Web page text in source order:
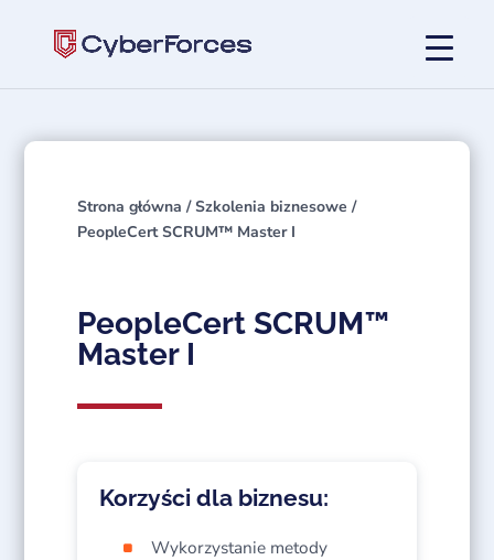
Strona główna /Szkolenia biznesowe /
PeopleCert SCRUM™ Master I
PeopleCert SCRUM™
Master I
Korzyści dla biznesu:
Wykorzystanie metody